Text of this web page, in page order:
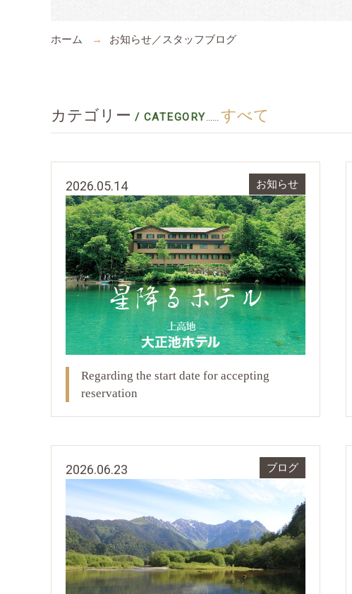
ホーム お知らせ／スタッフブログ
カテゴリー / CATEGORY...... すべて
2026.05.14 お知らせ
Regarding the start date for accepting
reservation
2026.06.23 ブログ